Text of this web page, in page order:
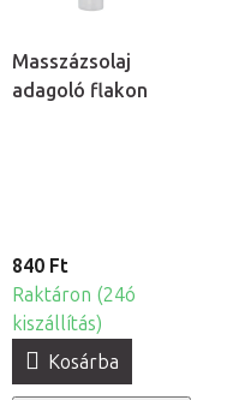
Masszázsolaj
adagoló flakon
840 Ft
Raktáron (24ó
kiszállítás)
Kosárba